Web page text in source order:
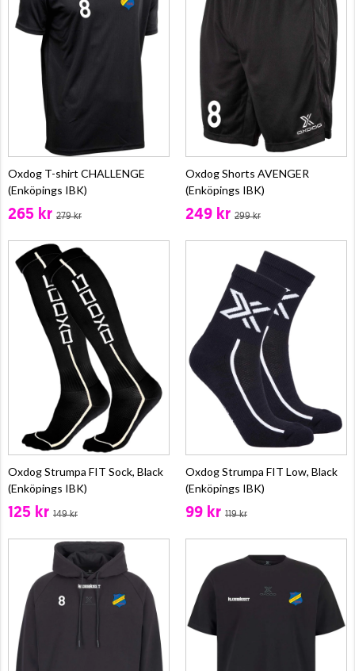
Oxdog T-shirt CHALLENGE
(Enköpings IBK)
265 kr 279 kr
Oxdog Shorts AVENGER
(Enköpings IBK)
249 kr 299 kr
Oxdog Strumpa FIT Sock, Black
(Enköpings IBK)
125 kr 149 kr
Oxdog Strumpa FIT Low, Black
(Enköpings IBK)
99 kr 119 kr